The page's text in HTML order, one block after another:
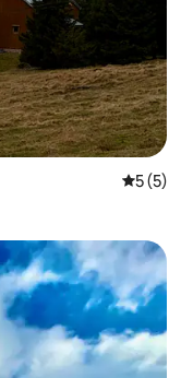
Средна
5 (5)